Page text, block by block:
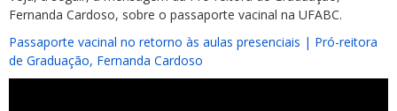
Fernanda Cardoso, sobre o passaporte vacinal na UFABC.
Passaporte vacinal no retorno às aulas presenciais | Pró-reitora
de Graduação, Fernanda Cardoso